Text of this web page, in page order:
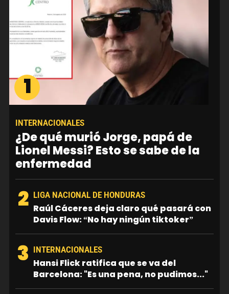
1
INTERNACIONALES
¿De qué murió Jorge, papá de
Lionel Messi? Esto se sabe de la
enfermedad
2 LIGA NACIONAL DE HONDURAS
Raúl Cáceres deja claro qué pasará con
Davis Flow: “No hay ningún tiktoker”
3 INTERNACIONALES
Hansi Flick ratifica que se va del
Barcelona: "Es una pena, no pudimos..."